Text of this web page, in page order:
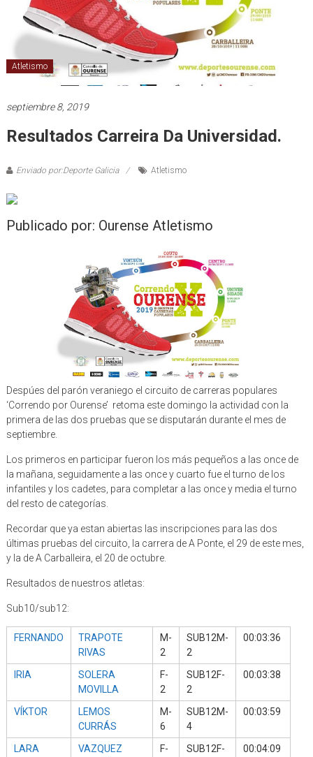
Atletismo
septiembre 8, 2019
Resultados Carreira Da Universidad.
Enviado por:Deporte Galicia Atletismo
Publicado por: Ourense Atletismo
Despúes del parón veraniego el circuito de carreras populares
‘Correndo por Ourense’ retoma este domingo la actividad con la
primera de las dos pruebas que se disputarán durante el mes de
septiembre.
Los primeros en participar fueron los más pequeños a las once de
la mañana, seguidamente a las once y cuarto fue el turno de los
infantiles y los cadetes, para completar a las once y media el turno
del resto de categorías.
Recordar que ya estan abiertas las inscripciones para las dos
últimas pruebas del circuito, la carrera de A Ponte, el 29 de este mes,
y la de A Carballeira, el 20 de octubre.
Resultados de nuestros atletas:
Sub10/sub12:
FERNANDO
TRAPOTE
RIVAS
M-
2
SUB12M-
2
00:03:36
IRIA
SOLERA
MOVILLA
F-
2
SUB12F-
2
00:03:38
VÍKTOR
LEMOS
CURRÁS
M-
6
SUB12M-
4
00:03:59
LARA
VAZQUEZ
F-
SUB12F-
00:04:09